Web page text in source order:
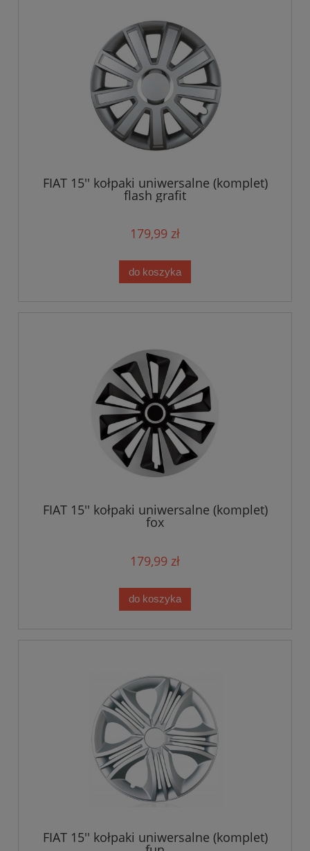
FIAT 15'' kołpaki uniwersalne (komplet)
flash grafit
179,99 zł
do koszyka
FIAT 15'' kołpaki uniwersalne (komplet)
fox
179,99 zł
do koszyka
FIAT 15'' kołpaki uniwersalne (komplet)